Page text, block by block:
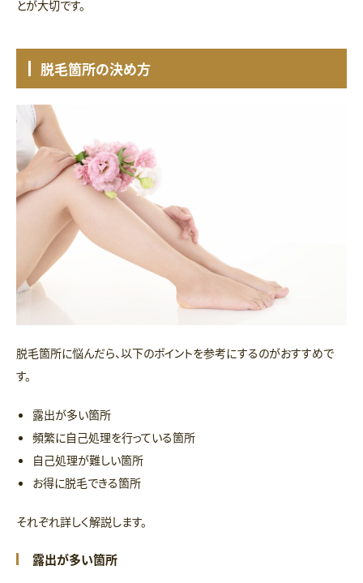
とが大切です。
脱毛箇所の決め方
脱毛箇所に悩んだら、以下のポイントを参考にするのがおすすめで
す。
露出が多い箇所
頻繁に自己処理を行っている箇所
自己処理が難しい箇所
お得に脱毛できる箇所
それぞれ詳しく解説します。
露出が多い箇所